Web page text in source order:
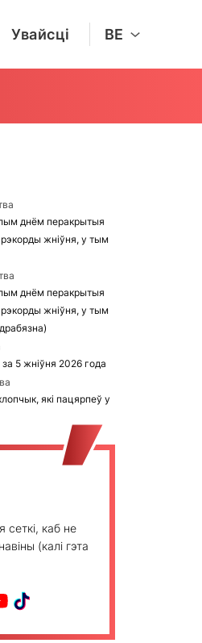
Увайсці BE
днём перакрытыя
жніўня, у тым
днём перакрытыя
жніўня, у тым
5 жніўня 2026 года
які пацярпеў у
каб не
(калі гэта